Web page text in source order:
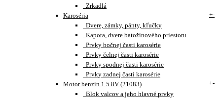
Zrkadlá
Karoséria
+-
Dvere, zámky, pánty, kľučky
Kapota, dvere batožinového priestoru
Prvky bočnej časti karosérie
Prvky čelnej časti karosérie
Prvky spodnej časti karosérie
Prvky zadnej časti karosérie
Motor benzín 1.5 8V (21083)
+-
Blok valcov a jeho hlavné prvky